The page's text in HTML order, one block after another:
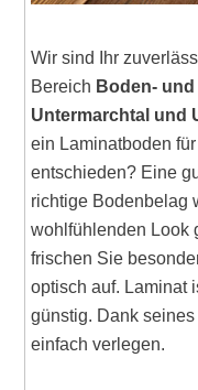
Wir sind Ihr
Bereich Boden-
Untermarchtal und
ein Laminatboden
entschieden? Eine
richtige Bodenbelag
wohlfühlenden Look
frischen Sie
optisch auf. Laminat
günstig. Dank
einfach verlegen.